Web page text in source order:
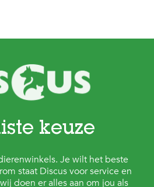
keuze
Je wilt het beste
staat Discus voor service en
doen er alles aan om jou als